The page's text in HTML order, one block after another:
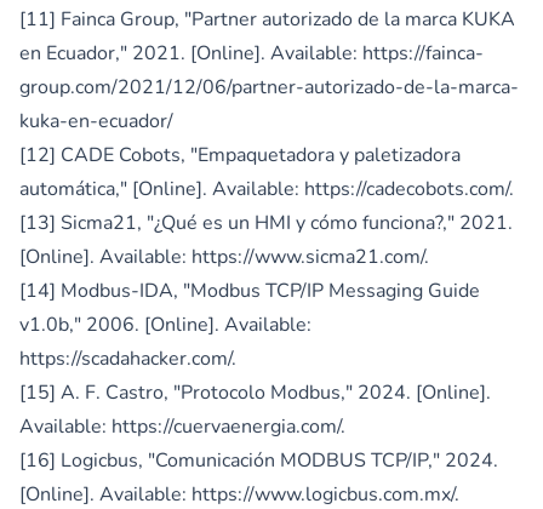
[11] Fainca Group, "Partner autorizado de la marca KUKA
en Ecuador," 2021. [Online]. Available: https://fainca-
group.com/2021/12/06/partner-autorizado-de-la-marca-
kuka-en-ecuador/
[12] CADE Cobots, "Empaquetadora y paletizadora
automática," [Online]. Available: https://cadecobots.com/.
[13] Sicma21, "¿Qué es un HMI y cómo funciona?," 2021.
[Online]. Available: https://www.sicma21.com/.
[14] Modbus-IDA, "Modbus TCP/IP Messaging Guide
v1.0b," 2006. [Online]. Available:
https://scadahacker.com/.
[15] A. F. Castro, "Protocolo Modbus," 2024. [Online].
Available: https://cuervaenergia.com/.
[16] Logicbus, "Comunicación MODBUS TCP/IP," 2024.
[Online]. Available: https://www.logicbus.com.mx/.